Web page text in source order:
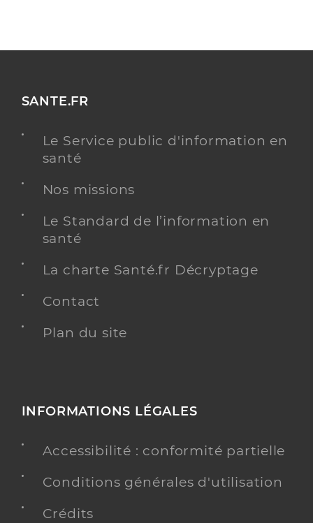
SANTE.FR
Le Service public d'information en
santé
Nos missions
Le Standard de l’information en
santé
La charte Santé.fr Décryptage
Contact
Plan du site
INFORMATIONS LÉGALES
Accessibilité : conformité partielle
Conditions générales d'utilisation
Crédits